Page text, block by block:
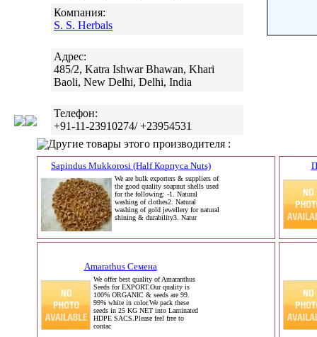
Компания:
S. S. Herbals
Адрес:
485/2, Katra Ishwar Bhawan, Khari
Baoli, New Delhi, Delhi, India
Телефон:
+91-11-23910274/ +23954531
Другие товары этого производителя :
Sapindus Mukkorosi (Half Корпуса Nuts)
We are bulk exporters & suppliers of
the good quality soapnut shells used
for the following: -1. Natural
washing of clothes2. Natural
washing of gold jewellery for natural
shining & durability3. Natur
Amarathus Семена
We offer best quality of Amaranthus
Seeds for EXPORT.Our quality is
100% ORGANIC & seeds are 99.
99% white in color.We pack these
seeds in 25 KG NET into Laminated
HDPE SACS.Please feel free to
contac